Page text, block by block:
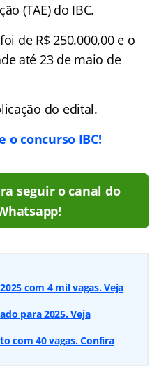
(TAE) do IBC.
de R$ 250.000,00 e o
até 23 de maio de
do edital.
o concurso IBC!
seguir o canal do
com 4 mil vagas. Veja
para 2025. Veja
com 40 vagas. Confira